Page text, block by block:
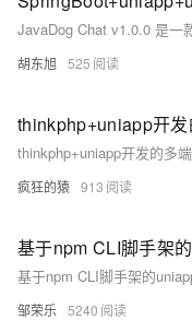
胡东旭 525
疯狂的猿 913
邹荣乐 5240